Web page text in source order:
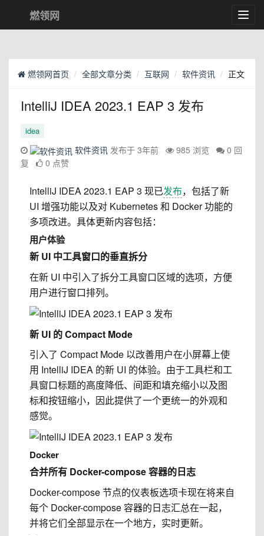
燃领网
燃领网首页 全部文章分类 互联网 软件资讯 正文
IntelliJ IDEA 2023.1 EAP 3 发布
idea
软件资讯 发布于 3年前 985 浏览
0 回
复
0 点赞
IntelliJ IDEA 2023.1 EAP 3 现已发布，包括了新
UI 增强功能以​​及对 Kubernetes 和 Docker 功能的
多项改进。具体更新内容包括：
用户体验
新 UI 中工具窗口的垂直拆分
在新 UI 中引入了拆分工具窗口区域的选项，方便
用户进行窗口排列。
新 UI 的Compact Mode
引入了 Compact Mode 以改善用户在小屏幕上使
用 IntelliJ IDEA 的新 UI 的体验。由于工具栏和工
具窗口标题的高度降低、间距和填充缩小以及图
标和按钮缩小，因此提供了一个更统一的外观和
感觉。
Docker
合并所有 Docker-compose 容器的日志
Docker-compose 节点的仪表板选项卡现在将来自
每个 Docker-compose 容器的日志汇总在一起，
并将它们全部显示在一个地方，实时更新。